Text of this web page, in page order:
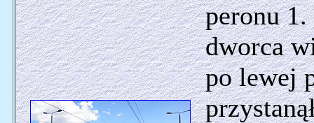
peronu
dworca
po lewej